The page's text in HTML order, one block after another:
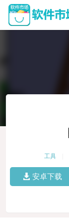
工具
安卓下载